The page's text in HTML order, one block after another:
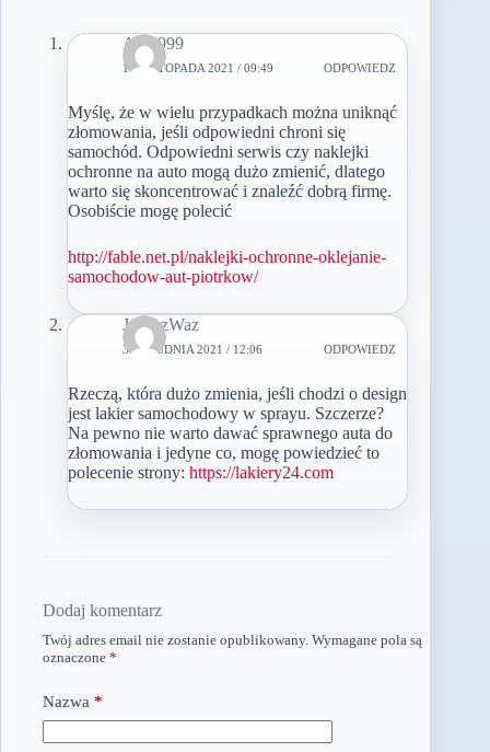
Anto999
15 LISTOPADA 2021 / 09:49 ODPOWIEDZ
Myślę, że w wielu przypadkach można uniknąć
złomowania, jeśli odpowiedni chroni się
samochód. Odpowiedni serwis czy naklejki
ochronne na auto mogą dużo zmienić, dlatego
warto się skoncentrować i znaleźć dobrą firmę.
Osobiście mogę polecić
http://fable.net.pl/naklejki-ochronne-oklejanie-
samochodow-aut-piotrkow/
JanuszWaz
30 GRUDNIA 2021 / 12:06 ODPOWIEDZ
Rzeczą, która dużo zmienia, jeśli chodzi o design
jest lakier samochodowy w sprayu. Szczerze?
Na pewno nie warto dawać sprawnego auta do
złomowania i jedyne co, mogę powiedzieć to
polecenie strony: https://lakiery24.com
Dodaj komentarz
Twój adres email nie zostanie opublikowany. Wymagane pola są
oznaczone *
Nazwa *